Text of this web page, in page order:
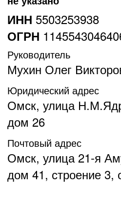
ИНН 5503253938
ОГРН
Руководитель
Мухин Олег
Юридический адрес
Омск, улица
дом 26
Почтовый адрес
Омск, улица 21-я
дом 41, строение 3,